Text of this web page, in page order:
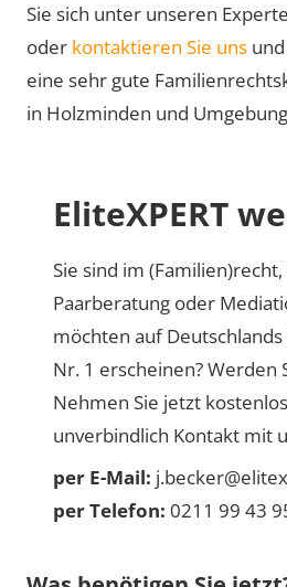
Sie sich unter unseren
oder kontaktieren Sie uns
eine sehr gute
in Holzminden und
EliteXPERT
Sie sind im
Paarberatung oder
möchten auf
Nr. 1 erscheinen? Werden
Nehmen Sie jetzt
unverbindlich Kontakt mit
per E-Mail:
per Telefon: 0211 99 43